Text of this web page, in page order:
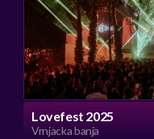
Lovefest 2025
Vrnjacka banja